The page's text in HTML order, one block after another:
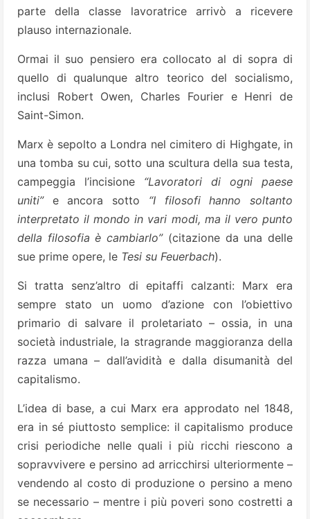
parte della classe lavoratrice arrivò a ricevere
plauso internazionale.
Ormai il suo pensiero era collocato al di sopra di
quello di qualunque altro teorico del socialismo,
inclusi Robert Owen, Charles Fourier e Henri de
Saint-Simon.
Marx è sepolto a Londra nel cimitero di Highgate, in
una tomba su cui, sotto una scultura della sua testa,
campeggia l’incisione “Lavoratori di ogni paese
uniti”e ancora sotto “I filosofi hanno soltanto
interpretato il mondo in vari modi, ma il vero punto
della filosofia è cambiarlo”(citazione da una delle
sue prime opere, le Tesi su Feuerbach).
Si tratta senz’altro di epitaffi calzanti: Marx era
sempre stato un uomo d’azione con l’obiettivo
primario di salvare il proletariato – ossia, in una
società industriale, la stragrande maggioranza della
razza umana – dall’avidità e dalla disumanità del
capitalismo.
L’idea di base, a cui Marx era approdato nel 1848,
era in sé piuttosto semplice: il capitalismo produce
crisi periodiche nelle quali i più ricchi riescono a
sopravvivere e persino ad arricchirsi ulteriormente –
vendendo al costo di produzione o persino a meno
se necessario – mentre i più poveri sono costretti a